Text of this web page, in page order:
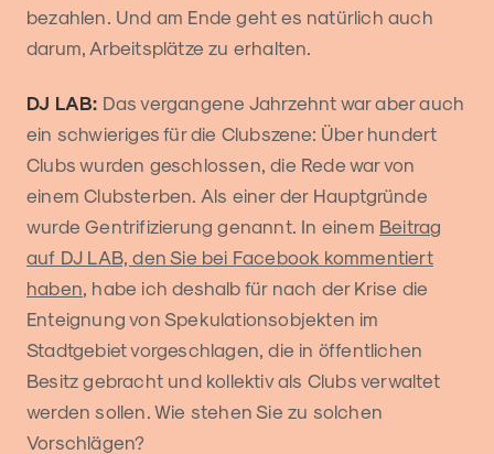
bezahlen. Und am Ende geht es natürlich auch
darum, Arbeitsplätze zu erhalten.
DJ LAB: Das vergangene Jahrzehnt war aber auch
ein schwieriges für die Clubszene: Über hundert
Clubs wurden geschlossen, die Rede war von
einem Clubsterben. Als einer der Hauptgründe
wurde Gentrifizierung genannt. In einem Beitrag
auf DJ LAB, den Sie bei Facebook kommentiert
haben , habe ich deshalb für nach der Krise die
Enteignung von Spekulationsobjekten im
Stadtgebiet vorgeschlagen, die in öffentlichen
Besitz gebracht und kollektiv als Clubs verwaltet
werden sollen. Wie stehen Sie zu solchen
Vorschlägen?